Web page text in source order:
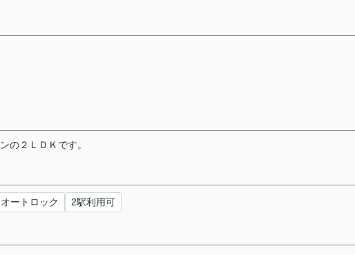
の２ＬＤＫです。
オートロック 2駅利用可